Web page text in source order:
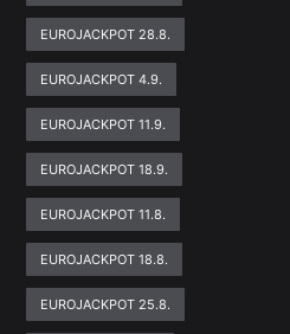
EUROJACKPOT 28.8.
EUROJACKPOT 4.9.
EUROJACKPOT 11.9.
EUROJACKPOT 18.9.
EUROJACKPOT 11.8.
EUROJACKPOT 18.8.
EUROJACKPOT 25.8.